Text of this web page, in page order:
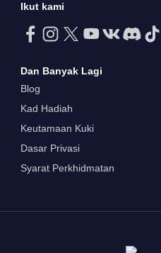
Ikut kami
Dan Banyak Lagi
Blog
Kad Hadiah
Keutamaan Kuki
Dasar Privasi
Syarat Perkhidmatan